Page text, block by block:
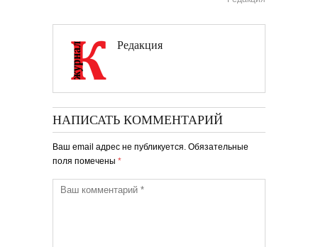
Редакция
НАПИСАТЬ КОММЕНТАРИЙ
Ваш email адрес не публикуется. Обязательные
поля помечены *